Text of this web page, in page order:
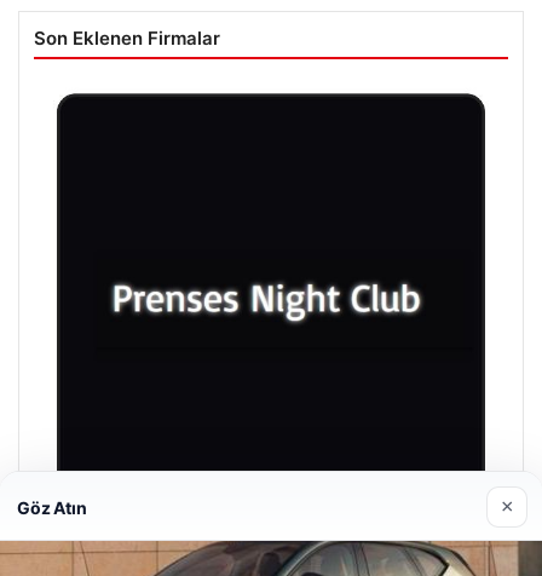
Son Eklenen Firmalar
Prenses Night Club
Göz Atın ×